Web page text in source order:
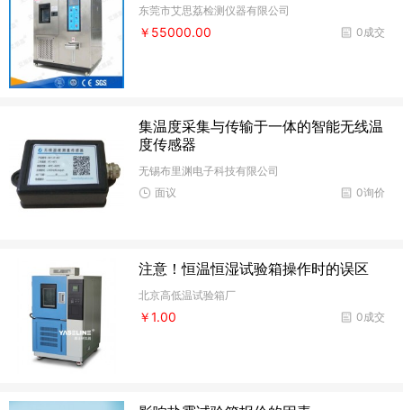
东莞市艾思荔检测仪器有限公司
0成交
￥55000.00
集温度采集与传输于一体的智能无线温
度传感器
无锡布里渊电子科技有限公司
0询价
面议
注意！恒温恒湿试验箱操作时的误区
北京高低温试验箱厂
0成交
￥1.00